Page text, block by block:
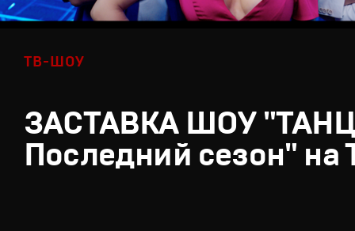
ТВ-ШОУ
ЗАСТАВКА ШОУ
Последний сезон" на